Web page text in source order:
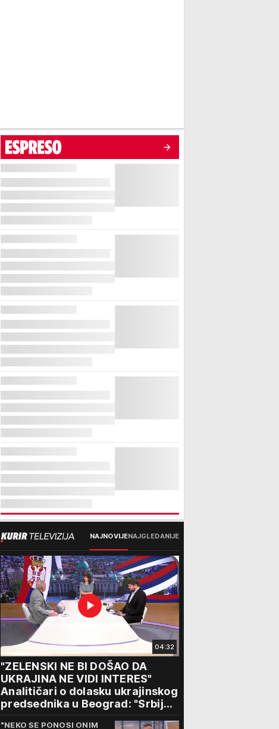
NAJNOVIJENAJGLEDANIJE
04:32
"ZELENSKI NE BI DOŠAO DA
UKRAJINA NE VIDI INTERES"
Analitičari o dolasku ukrajinskog
predsednika u Beograd: "Srbija
može da razgovara sa svima"
"NEKO SE PONOSI ONIM